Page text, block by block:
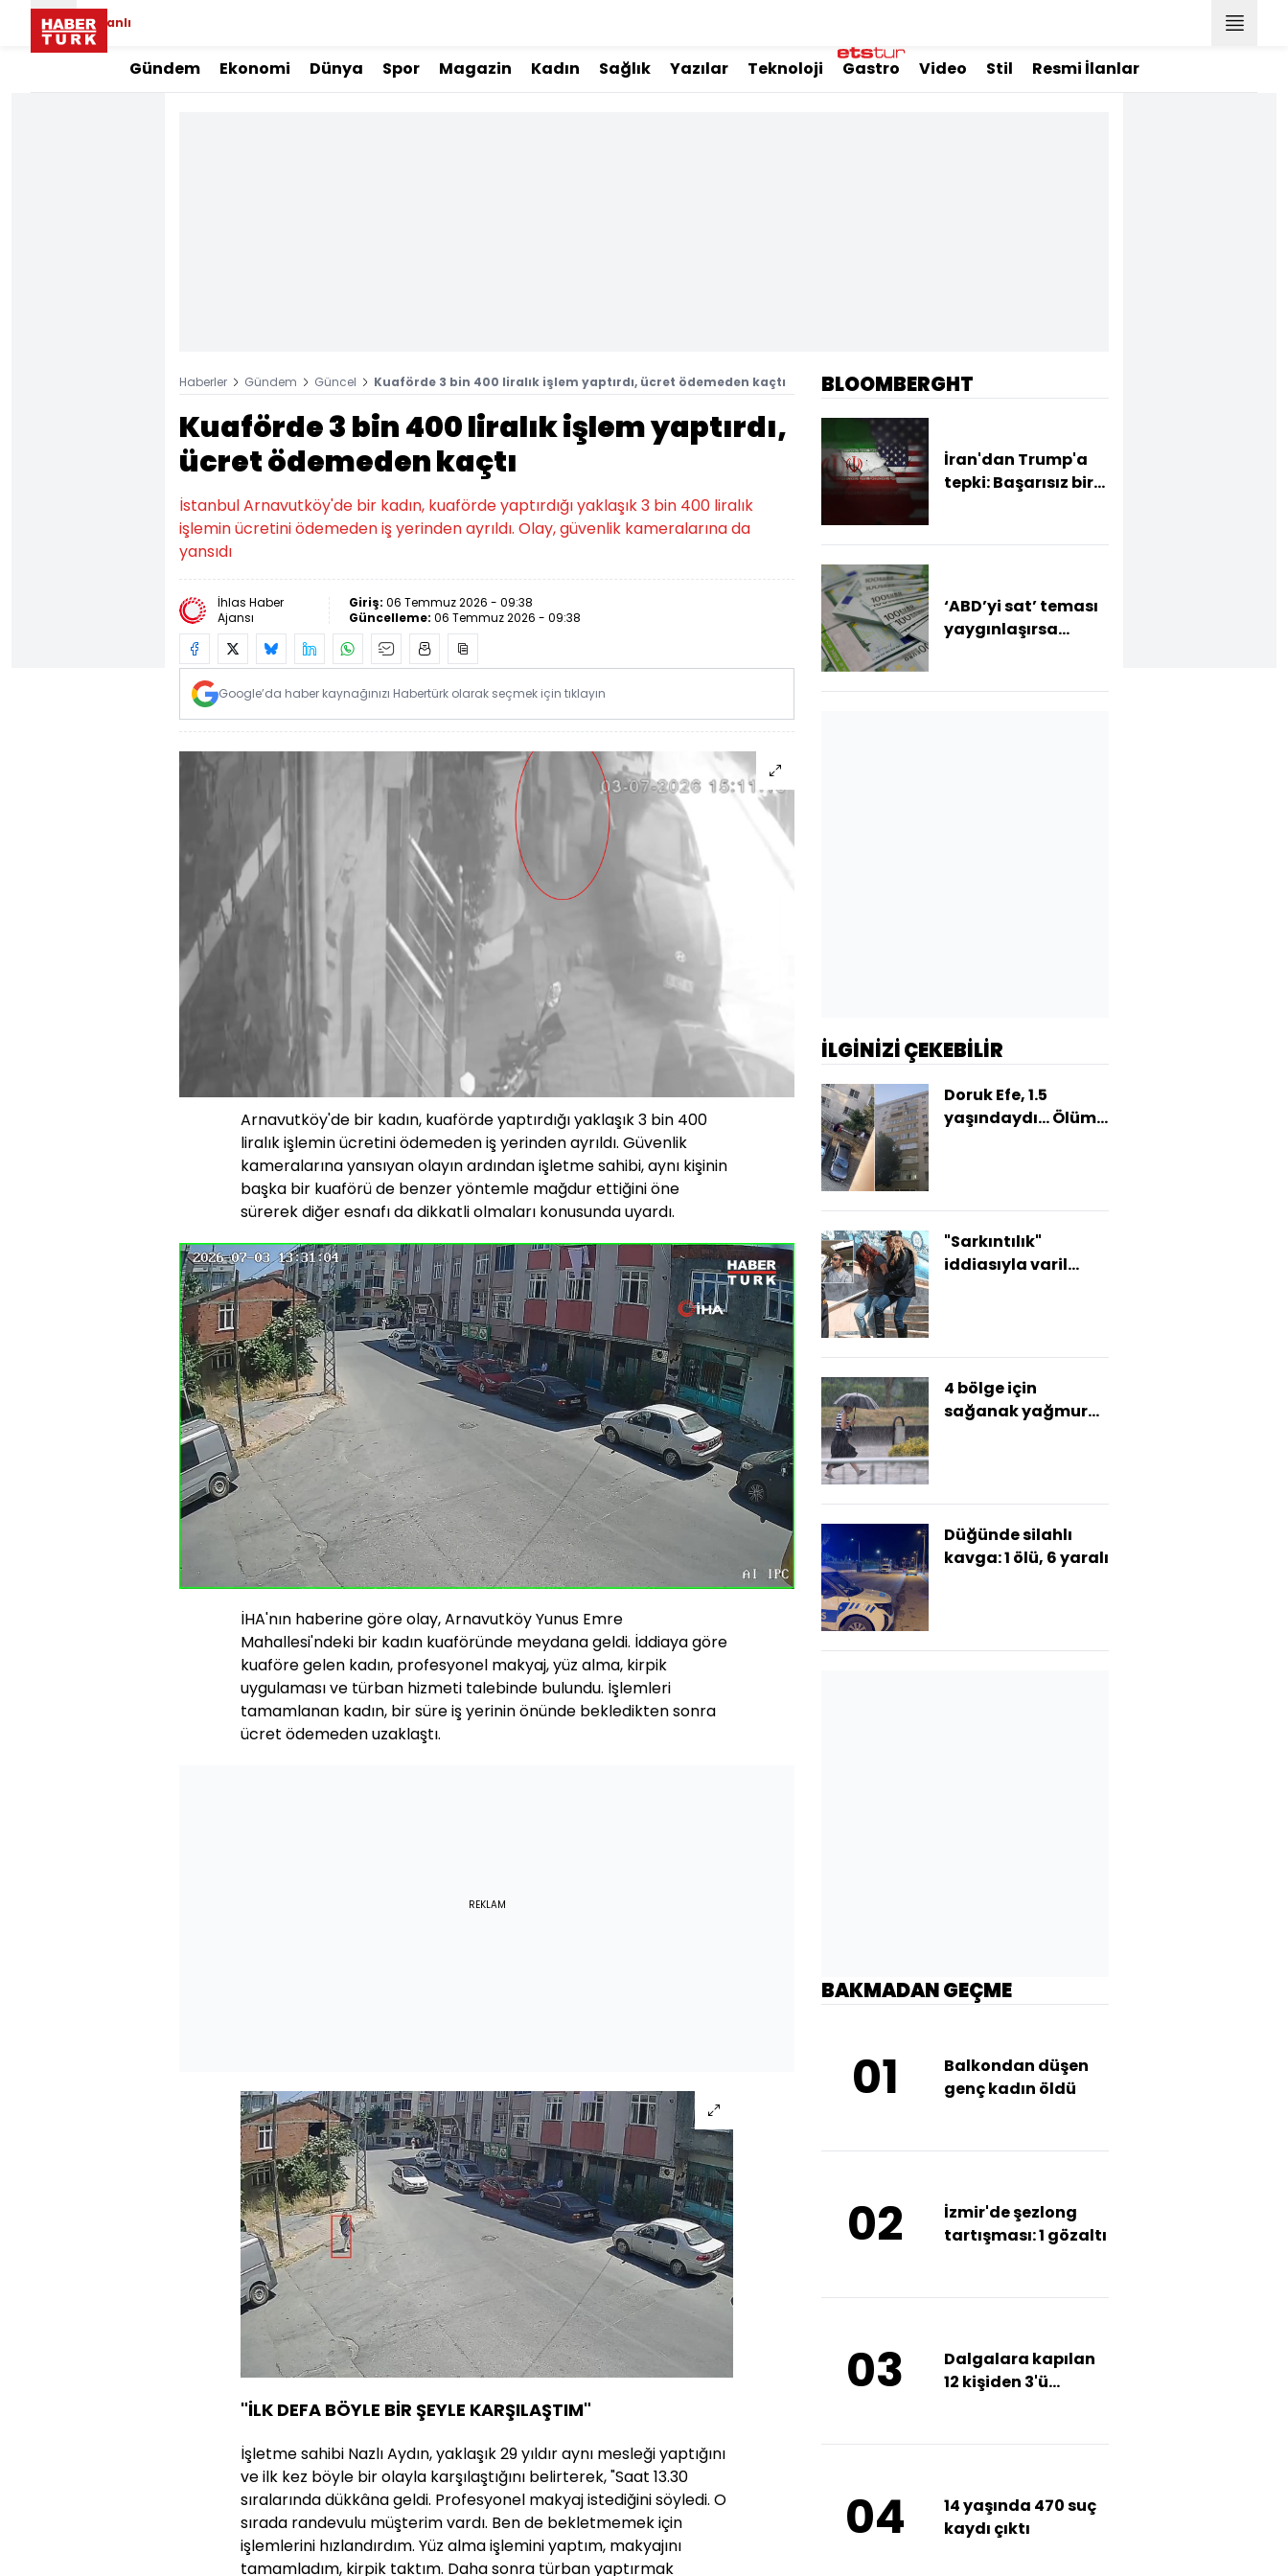
Canlı
Gündem Ekonomi Dünya Spor Magazin Kadın Sağlık Yazılar Teknoloji Gastro Video Stil Resmi İlanlar
Haberler Gündem Güncel Kuaförde 3 bin 400 liralık işlem yaptırdı, ücret ödemeden kaçtı
Kuaförde 3 bin 400 liralık işlem yaptırdı,
ücret ödemeden kaçtı
İstanbul Arnavutköy'de bir kadın, kuaförde yaptırdığı yaklaşık 3 bin 400 liralık
işlemin ücretini ödemeden iş yerinden ayrıldı. Olay, güvenlik kameralarına da
yansıdı
İhlas Haber
Ajansı
Giriş: 06 Temmuz 2026 - 09:38
Güncelleme: 06 Temmuz 2026 - 09:38
Google’da haber kaynağınızı Habertürk olarak seçmek için tıklayın
Arnavutköy'de bir kadın, kuaförde yaptırdığı yaklaşık 3 bin 400
liralık işlemin ücretini ödemeden iş yerinden ayrıldı. Güvenlik
kameralarına yansıyan olayın ardından işletme sahibi, aynı kişinin
başka bir kuaförü de benzer yöntemle mağdur ettiğini öne
sürerek diğer esnafı da dikkatli olmaları konusunda uyardı.
Sesi
Aç
Yüklendi
Oynatma
Hızı
İHA'nın haberine göre olay, Arnavutköy Yunus Emre
Mahallesi'ndeki bir kadın kuaföründe meydana geldi. İddiaya göre
kuaföre gelen kadın, profesyonel makyaj, yüz alma, kirpik
uygulaması ve türban hizmeti talebinde bulundu. İşlemleri
tamamlanan kadın, bir süre iş yerinin önünde bekledikten sonra
ücret ödemeden uzaklaştı.
REKLAM
"İLK DEFA BÖYLE BİR ŞEYLE KARŞILAŞTIM"
İşletme sahibi Nazlı Aydın, yaklaşık 29 yıldır aynı mesleği yaptığını
ve ilk kez böyle bir olayla karşılaştığını belirterek, "Saat 13.30
sıralarında dükkâna geldi. Profesyonel makyaj istediğini söyledi. O
sırada randevulu müşterim vardı. Ben de bekletmemek için
işlemlerini hızlandırdım. Yüz alma işlemini yaptım, makyajını
tamamladım, kirpik taktım. Daha sonra türban yaptırmak
BLOOMBERGHT
İran'dan Trump'a
tepki: Başarısız bir
‘ABD’yi sat’ teması
yaygınlaşırsa
İLGİNİZİ ÇEKEBİLİR
Doruk Efe, 1.5
yaşındaydı... Ölüm
"Sarkıntılık"
iddiasıyla varil
4 bölge için
sağanak yağmur
Düğünde silahlı
kavga: 1 ölü, 6 yaralı
BAKMADAN GEÇME
01
Balkondan düşen
genç kadın öldü
02
İzmir'de şezlong
tartışması: 1 gözaltı
03
Dalgalara kapılan
12 kişiden 3'ü
04
14 yaşında 470 suç
kaydı çıktı